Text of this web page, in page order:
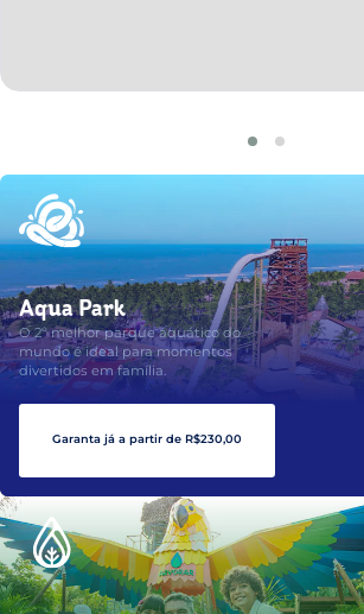
Aqua Park
O 2º melhor parque aquático do
mundo é ideal para momentos
divertidos em família.
Garanta já a partir de R$230,00